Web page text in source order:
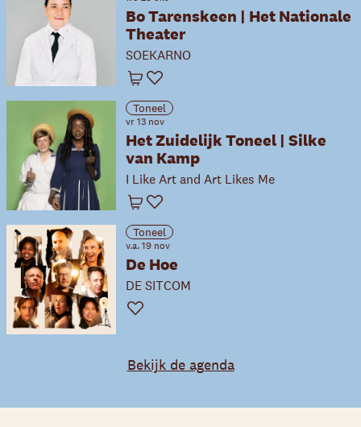
Bo Tarenskeen | Het Nationale
Theater
SOEKARNO
Winkelwagen
Favoriet
Toneel
vr 13 nov
Het Zuidelijk Toneel | Silke
van Kamp
I Like Art and Art Likes Me
Winkelwagen
Favoriet
Toneel
v.a. 19 nov
De Hoe
DE SITCOM
Favoriet
Bekijk de agenda